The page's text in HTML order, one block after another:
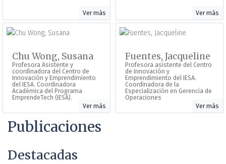
Ver más Ver más
Chu Wong, Susana
Profesora Asistente y
coordinadora del Centro de
Innovación y Emprendimiento
del IESA. Coordinadora
Académica del Programa
EmprendeTech (IESA).
Ver más
Fuentes, Jacqueline
Profesora asistente del Centro
de Innovación y
Emprendimiento del IESA.
Coordinadora de la
Especialización en Gerencia de
Operaciones
Ver más
Publicaciones
Destacadas